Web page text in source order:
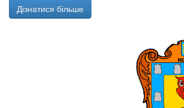
Дізнатися більше